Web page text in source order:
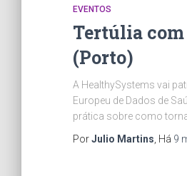
EVENTOS
Tertúlia com
(Porto)
A HealthySystems vai
Europeu de Dados de
prática sobre como
PorJulio Martins , Há 9